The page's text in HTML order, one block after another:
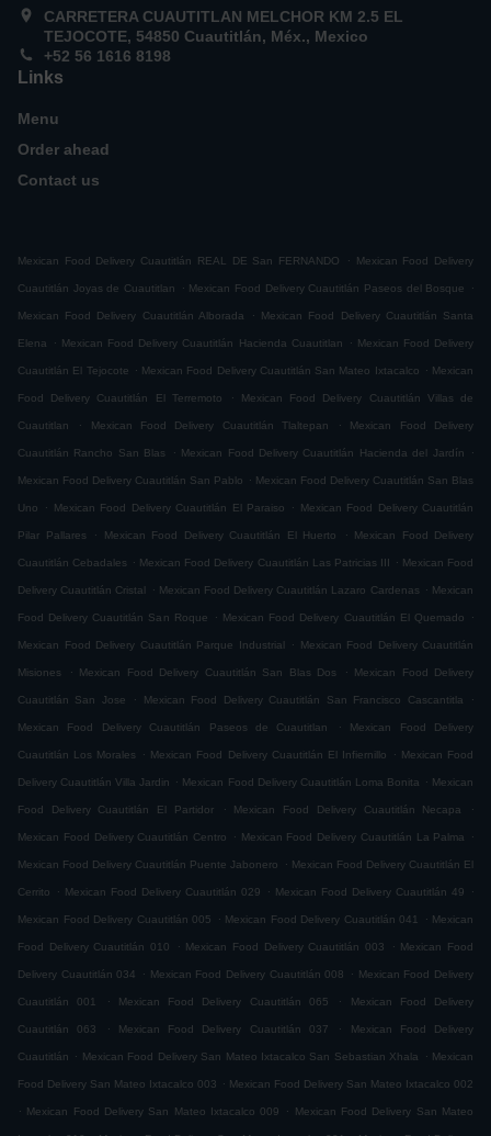
CARRETERA CUAUTITLAN MELCHOR KM 2.5 EL
TEJOCOTE, 54850 Cuautitlán, Méx., Mexico
+52 56 1616 8198
Links
Menu
Order ahead
Contact us
Mexican Food Delivery Cuautitlán REAL DE San FERNANDO . Mexican Food Delivery
Cuautitlán Joyas de Cuautitlan . Mexican Food Delivery Cuautitlán Paseos del Bosque .
Mexican Food Delivery Cuautitlán Alborada . Mexican Food Delivery Cuautitlán Santa
Elena . Mexican Food Delivery Cuautitlán Hacienda Cuautitlan . Mexican Food Delivery
Cuautitlán El Tejocote . Mexican Food Delivery Cuautitlán San Mateo Ixtacalco . Mexican
Food Delivery Cuautitlán El Terremoto . Mexican Food Delivery Cuautitlán Villas de
Cuautitlan . Mexican Food Delivery Cuautitlán Tlaltepan . Mexican Food Delivery
Cuautitlán Rancho San Blas . Mexican Food Delivery Cuautitlán Hacienda del Jardín .
Mexican Food Delivery Cuautitlán San Pablo . Mexican Food Delivery Cuautitlán San Blas
Uno . Mexican Food Delivery Cuautitlán El Paraiso . Mexican Food Delivery Cuautitlán
Pilar Pallares . Mexican Food Delivery Cuautitlán El Huerto . Mexican Food Delivery
Cuautitlán Cebadales . Mexican Food Delivery Cuautitlán Las Patricias III . Mexican Food
Delivery Cuautitlán Cristal . Mexican Food Delivery Cuautitlán Lazaro Cardenas . Mexican
Food Delivery Cuautitlán San Roque . Mexican Food Delivery Cuautitlán El Quemado .
Mexican Food Delivery Cuautitlán Parque Industrial . Mexican Food Delivery Cuautitlán
Misiones . Mexican Food Delivery Cuautitlán San Blas Dos . Mexican Food Delivery
Cuautitlán San Jose . Mexican Food Delivery Cuautitlán San Francisco Cascantitla .
Mexican Food Delivery Cuautitlán Paseos de Cuautitlan . Mexican Food Delivery
Cuautitlán Los Morales . Mexican Food Delivery Cuautitlán El Infiernillo . Mexican Food
Delivery Cuautitlán Villa Jardin . Mexican Food Delivery Cuautitlán Loma Bonita . Mexican
Food Delivery Cuautitlán El Partidor . Mexican Food Delivery Cuautitlán Necapa .
Mexican Food Delivery Cuautitlán Centro . Mexican Food Delivery Cuautitlán La Palma .
Mexican Food Delivery Cuautitlán Puente Jabonero . Mexican Food Delivery Cuautitlán El
Cerrito . Mexican Food Delivery Cuautitlán 029 . Mexican Food Delivery Cuautitlán 49 .
Mexican Food Delivery Cuautitlán 005 . Mexican Food Delivery Cuautitlán 041 . Mexican
Food Delivery Cuautitlán 010 . Mexican Food Delivery Cuautitlán 003 . Mexican Food
Delivery Cuautitlán 034 . Mexican Food Delivery Cuautitlán 008 . Mexican Food Delivery
Cuautitlán 001 . Mexican Food Delivery Cuautitlán 065 . Mexican Food Delivery
Cuautitlán 063 . Mexican Food Delivery Cuautitlán 037 . Mexican Food Delivery
Cuautitlán . Mexican Food Delivery San Mateo Ixtacalco San Sebastian Xhala . Mexican
Food Delivery San Mateo Ixtacalco 003 . Mexican Food Delivery San Mateo Ixtacalco 002
. Mexican Food Delivery San Mateo Ixtacalco 009 . Mexican Food Delivery San Mateo